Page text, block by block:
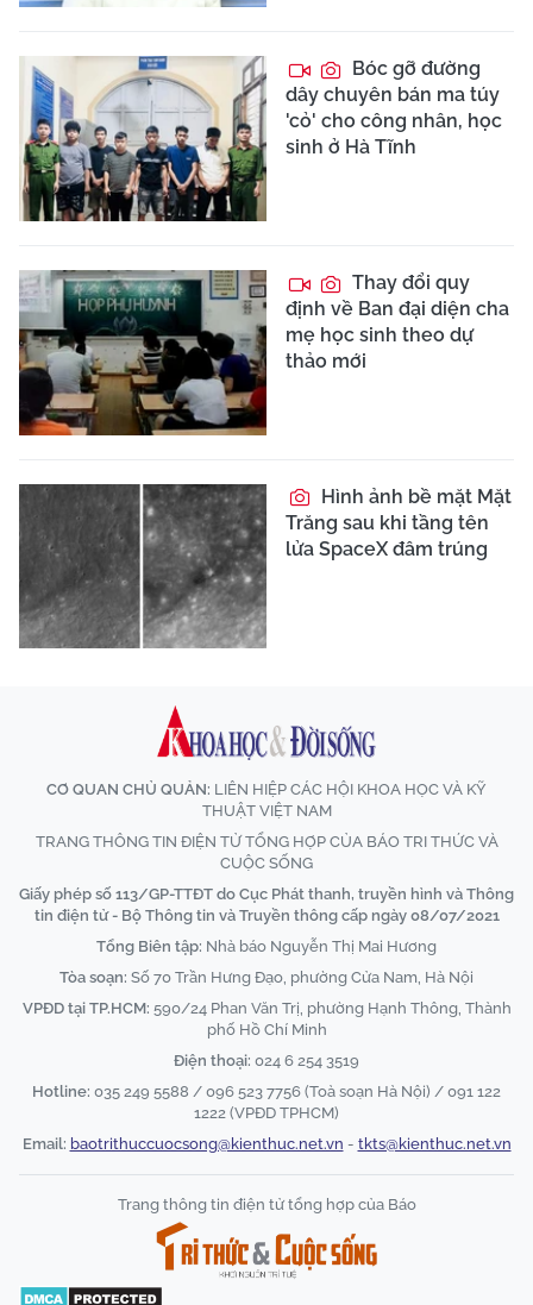
Bóc gỡ đường
dây chuyên bán ma túy
'cỏ' cho công nhân, học
sinh ở Hà Tĩnh
Thay đổi quy
định về Ban đại diện cha
mẹ học sinh theo dự
thảo mới
Hình ảnh bề mặt Mặt
Trăng sau khi tầng tên
lửa SpaceX đâm trúng
CƠ QUAN CHỦ QUẢN: LIÊN HIỆP CÁC HỘI KHOA HỌC VÀ KỸ
THUẬT VIỆT NAM
TRANG THÔNG TIN ĐIỆN TỬ TỔNG HỢP CỦA BÁO TRI THỨC VÀ
CUỘC SỐNG
Giấy phép số 113/GP-TTĐT do Cục Phát thanh, truyền hình và Thông
tin điện tử - Bộ Thông tin và Truyền thông cấp ngày 08/07/2021
Tổng Biên tập: Nhà báo Nguyễn Thị Mai Hương
Tòa soạn: Số 70 Trần Hưng Đạo, phường Cửa Nam, Hà Nội
VPĐD tại TP.HCM: 590/24 Phan Văn Trị, phường Hạnh Thông, Thành
phố Hồ Chí Minh
Điện thoại: 024 6 254 3519
Hotline: 035 249 5588 / 096 523 7756 (Toà soạn Hà Nội) / 091 122
1222 (VPĐD TPHCM)
Email: baotrithuccuocsong@kienthuc.net.vn - tkts@kienthuc.net.vn
Trang thông tin điện tử tổng hợp của Báo